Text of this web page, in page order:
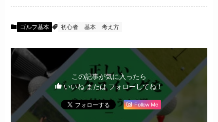
ゴルフ基本 初心者 基本 考え方
この記事が気に入ったら
いいね または フォローしてね！
Follow Me